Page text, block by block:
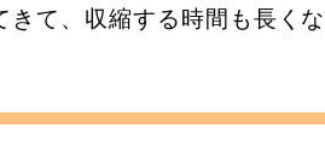
て、収縮する時間も長くな